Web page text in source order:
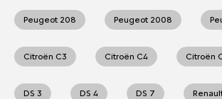
Peugeot 208 Peugeot 2008
Citroën C3 Citroën C4 Citroën
DS 3 DS 4 DS 7